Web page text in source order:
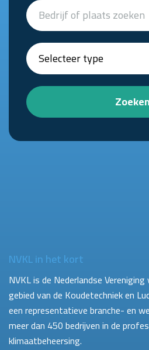
Zoeken
NVKL in het kort
NVKL is de Nederlandse
gebied van de Koudetechniek en
een representatieve branche- en
meer dan 450 bedrijven in de
klimaatbeheersing.